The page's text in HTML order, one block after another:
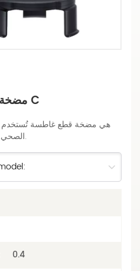
مضخة غاطسة للقطع سلسلة C
الصحي. تُصنع بالصب ومجهزة بآلية قطع.
0.4